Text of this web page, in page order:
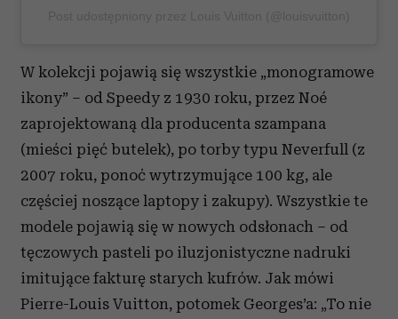
W kolekcji pojawią się wszystkie „monogramowe
ikony” – od Speedy z 1930 roku, przez Noé
zaprojektowaną dla producenta szampana
(mieści pięć butelek), po torby typu Neverfull (z
2007 roku, ponoć wytrzymujące 100 kg, ale
częściej noszące laptopy i zakupy). Wszystkie te
modele pojawią się w nowych odsłonach – od
tęczowych pasteli po iluzjonistyczne nadruki
imitujące fakturę starych kufrów. Jak mówi
Pierre-Louis Vuitton, potomek Georges’a: „To nie